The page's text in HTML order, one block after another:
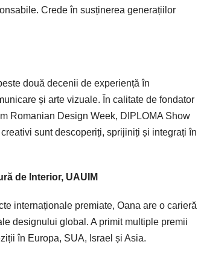
Crede în susținerea generațiilor
două decenii de experiență în
și arte vizuale. În calitate de fondator
Romanian Design Week, DIPLOMA Show
sunt descoperiți, sprijiniți și integrați în
de Interior, UAUIM
internaționale premiate, Oana are o carieră
designului global. A primit multiple premii
în Europa, SUA, Israel și Asia.